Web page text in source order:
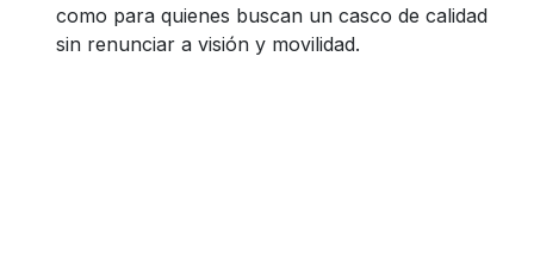
como para quienes buscan un casco de calidad
sin renunciar a visión y movilidad.